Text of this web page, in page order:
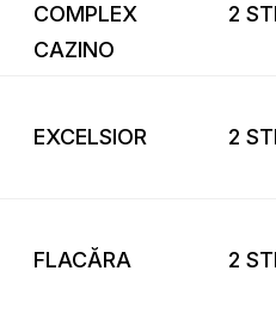
COMPLEX
CAZINO
2
EXCELSIOR 2
FLACĂRA 2